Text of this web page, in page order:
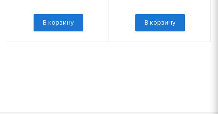
В корзину В корзину